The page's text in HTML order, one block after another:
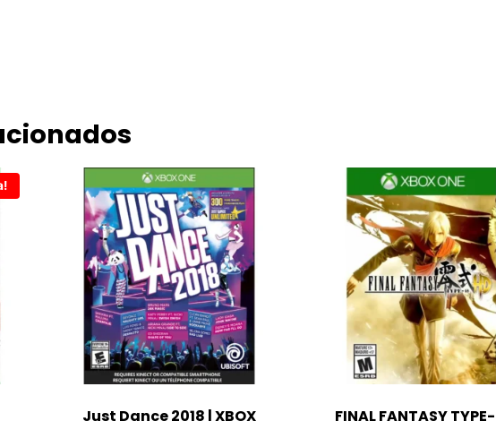
Just Dance 2018 | XBOX
FINAL FANTASY